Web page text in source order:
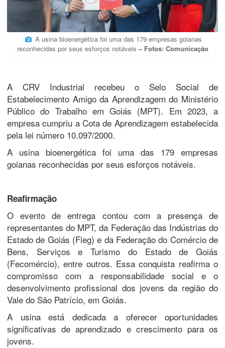
A usina bioenergética foi uma das 179 empresas goianas
reconhecidas por seus esforços notáveis – Fotos: Comunicação
A CRV Industrial recebeu o Selo Social de
Estabelecimento Amigo da Aprendizagem do Ministério
Público do Trabalho em Goiás (MPT). Em 2023, a
empresa cumpriu a Cota de Aprendizagem estabelecida
pela lei número 10.097/2000.
A usina bioenergética foi uma das 179 empresas
goianas reconhecidas por seus esforços notáveis.
Reafirmação
O evento de entrega contou com a presença de
representantes do MPT, da Federação das Indústrias do
Estado de Goiás (Fieg) e da Federação do Comércio de
Bens, Serviços e Turismo do Estado de Goiás
(Fecomércio), entre outros. Essa conquista reafirma o
compromisso com a responsabilidade social e o
desenvolvimento profissional dos jovens da região do
Vale do São Patrício, em Goiás.
A usina está dedicada a oferecer oportunidades
significativas de aprendizado e crescimento para os
jovens.